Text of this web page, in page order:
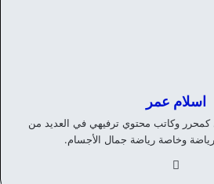
اسلام عمر
كمحرر وكاتب محتوي ترفيهي في العديد من
وخاصة رياضة جمال الأجسام.